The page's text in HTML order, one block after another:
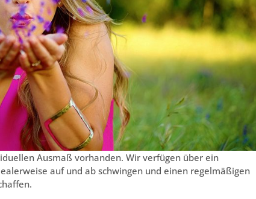
Ausmaß vorhanden. Wir verfügen über ein
auf und ab schwingen und einen regelmäßigen